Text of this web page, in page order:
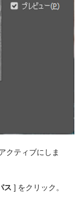
クティブにしま
ス ] をクリック。